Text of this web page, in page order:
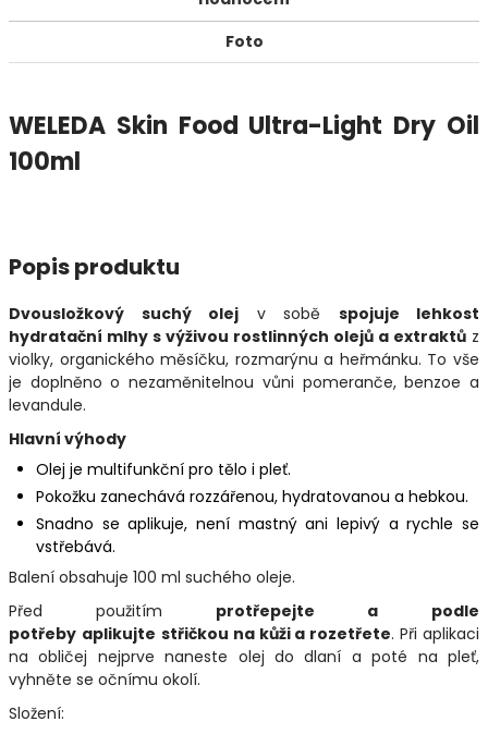
Foto
WELEDA Skin Food Ultra-Light Dry Oil
100ml
Popis produktu
Dvousložkový suchý olej v sobě spojuje lehkost
hydratační mlhy s výživou rostlinných olejů a extraktů z
violky, organického měsíčku, rozmarýnu a heřmánku. To vše
je doplněno o nezaměnitelnou vůni pomeranče, benzoe a
levandule.
Hlavní výhody
Olej je multifunkční pro tělo i pleť.
Pokožku zanechává rozzářenou, hydratovanou a hebkou.
Snadno se aplikuje, není mastný ani lepivý a rychle se
vstřebává.
Balení obsahuje 100 ml suchého oleje.
Před použitím protřepejte a
podle
potřeby aplikujte střičkou na kůži a rozetřete. Při aplikaci
na obličej nejprve naneste olej do dlaní a poté na pleť,
vyhněte se očnímu okolí.
Složení: